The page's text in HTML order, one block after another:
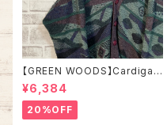
【GREEN WOODS】Cardigan
L相当 Made in BRITAIN “EU
RO LINE” カーディガン 総柄 ウ
ール混合 イギリス製 ユーロライ
ン ヨーロッパ 古着
¥6,384
20%OFF